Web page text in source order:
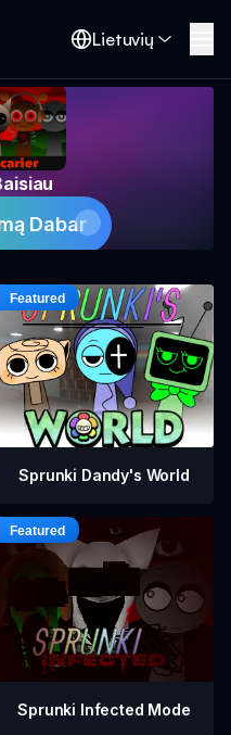
Lietuvių
Dabar
Sprunki Dandy's World
Sprunki Infected Mode